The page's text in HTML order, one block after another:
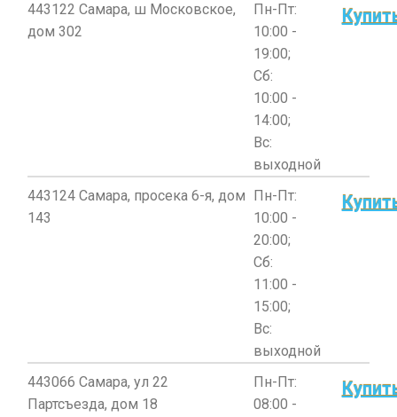
443122 Самара, ш Московское,
дом 302
Пн-Пт:
10:00 -
19:00;
Сб:
10:00 -
14:00;
Вс:
выходной
443124 Самара, просека 6-я, дом
143
Пн-Пт:
10:00 -
20:00;
Сб:
11:00 -
15:00;
Вс:
выходной
443066 Самара, ул 22
Партсъезда, дом 18
Пн-Пт:
08:00 -